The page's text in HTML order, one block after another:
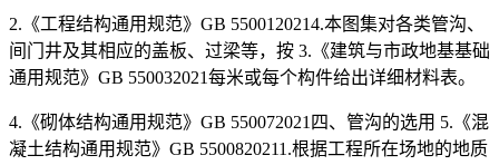
2.《工程结构通用规范》GB 5500120214.本图集对各类管沟、
间门井及其相应的盖板、过梁等，按 3.《建筑与市政地基基础
通用规范》GB 550032021每米或每个构件给出详细材料表。
4.《砌体结构通用规范》GB 550072021四、管沟的选用 5.《混
凝土结构通用规范》GB 5500820211.根据工程所在场地的地质